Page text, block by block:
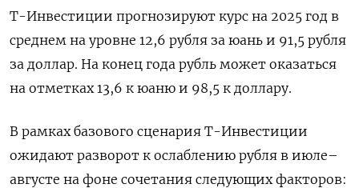
Т-Инвестиции прогнозируют курс на 2025 год в
среднем на уровне 12,6 рубля за юань и 91,5 рубля
за доллар. На конец года рубль может оказаться
на отметках 13,6 к юаню и 98,5 к доллару.
В рамках базового сценария Т-Инвестиции
ожидают разворот к ослаблению рубля в июле–
августе на фоне сочетания следующих факторов: